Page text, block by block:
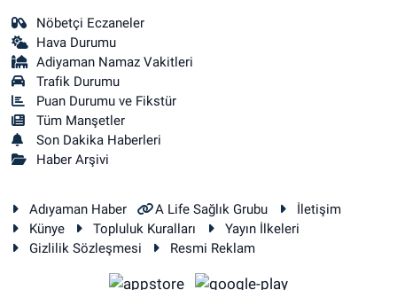
Nöbetçi Eczaneler
Hava Durumu
Adiyaman Namaz Vakitleri
Trafik Durumu
Puan Durumu ve Fikstür
Tüm Manşetler
Son Dakika Haberleri
Haber Arşivi
Adıyaman Haber A Life Sağlık Grubu
İletişim
Künye
Topluluk Kuralları
Yayın İlkeleri
Gizlilik Sözleşmesi
Resmi Reklam